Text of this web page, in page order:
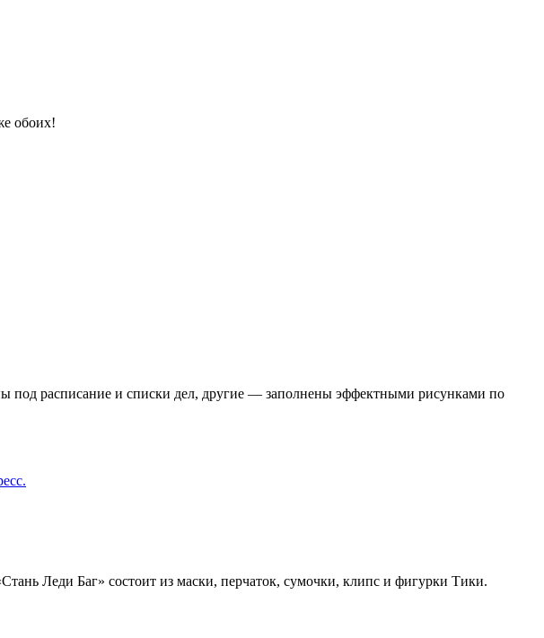
обоих!
под расписание и списки дел, другие — заполнены эффектными рисунками по
Леди Баг» состоит из маски, перчаток, сумочки, клипс и фигурки Тики.